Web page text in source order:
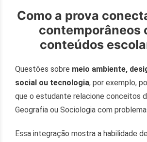
Como a prova
contemporâneos
conteúdos
Questões sobre meio ambiente,
social ou tecnologia, por exemplo,
que o estudante relacione conceitos
Geografia ou Sociologia com
Essa integração mostra a habilidade